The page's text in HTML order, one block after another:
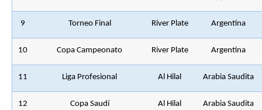
9 Torneo Final River Plate Argentina
10 Copa Campeonato River Plate Argentina
11 Liga Profesional Al Hilal Arabia Saudita
12 Copa Saudí Al Hilal Arabia Saudita